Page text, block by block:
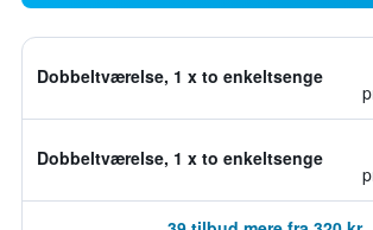
Dobbeltværelse, 1 x to enkeltsenge
Dobbeltværelse, 1 x to enkeltsenge